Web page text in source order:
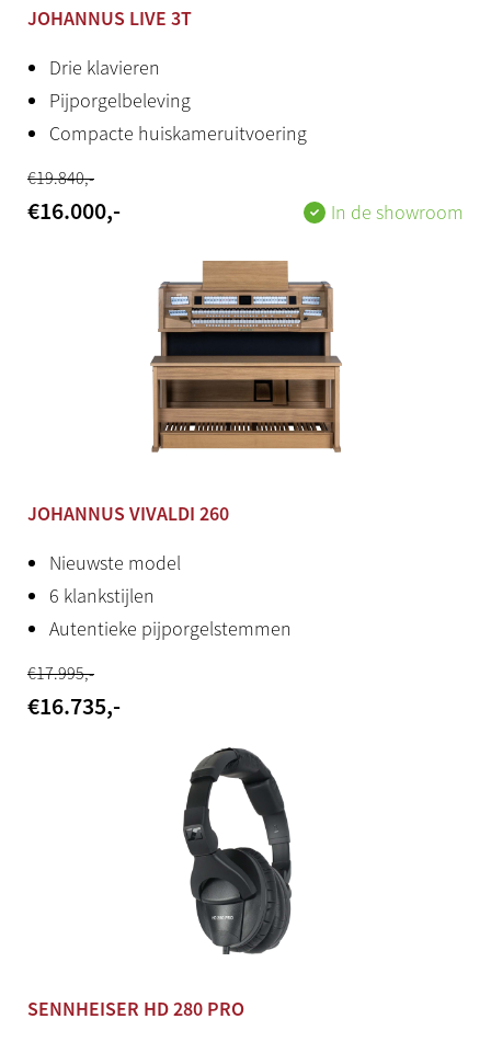
subwoofer)
Productstatus
Nieuw
Land van herkomst
Nederland
Ook in andere kleuren / uitvoeringen verkrijgbaar
JOHANNUS LIVE 3T
Drie klavieren
Pijporgelbeleving
Compacte huiskameruitvoering
€19.840,-
€16.000,- In de showroom
JOHANNUS VIVALDI 260
Nieuwste model
6 klankstijlen
Autentieke pijporgelstemmen
€17.995,-
€16.735,-
SENNHEISER HD 280 PRO